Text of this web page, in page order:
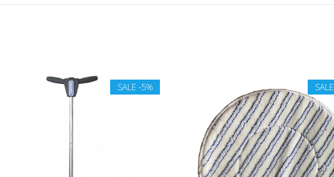
SALE -5% SALE